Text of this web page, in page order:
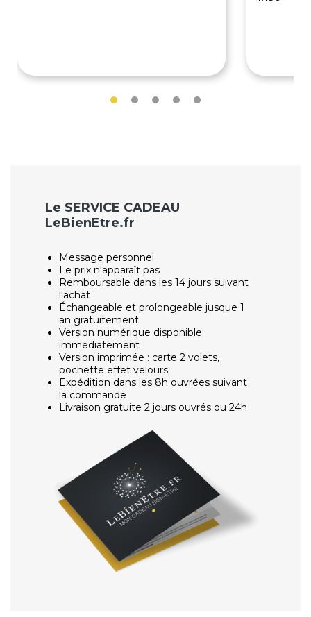
Le SERVICE CADEAU
LeBienEtre.fr
Message personnel
Le prix n'apparaît pas
Remboursable dans les 14 jours suivant
l'achat
Échangeable et prolongeable jusque 1
an gratuitement
Version numérique disponible
immédiatement
Version imprimée : carte 2 volets,
pochette effet velours
Expédition dans les 8h ouvrées suivant
la commande
Livraison gratuite 2 jours ouvrés ou 24h